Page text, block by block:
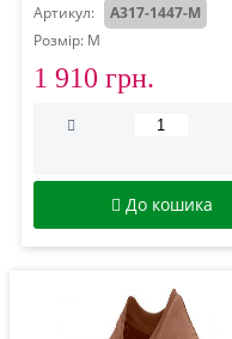
Артикул:
A317-1447-M
Розмір: M
1 910 грн.
До кошика